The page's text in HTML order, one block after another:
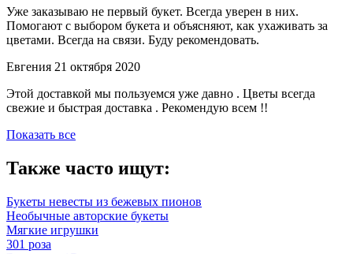
Уже заказываю не первый букет. Всегда уверен в них.
Помогают с выбором букета и объясняют, как ухаживать за
цветами. Всегда на связи. Буду рекомендовать.
Евгения 21 октября 2020
Этой доставкой мы пользуемся уже давно . Цветы всегда
свежие и быстрая доставка . Рекомендую всем !!
Показать все
Также часто ищут:
Букеты невесты из бежевых пионов
Необычные авторские букеты
Мягкие игрушки
301 роза